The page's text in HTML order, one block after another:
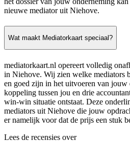
nieuwe mediator uit Niehove.
Wat maakt Mediatorkaart speciaal?
mediatorkaart.nl opereert volledig
in Niehove. Wij zien welke mediators
en goed zijn in het uitvoeren van jouw
koppeling tussen jou en drie
win-win situatie ontstaat. Deze
mediators uit Niehove die jouw
er namelijk voor dat de prijs een stuk
Lees de recensies over